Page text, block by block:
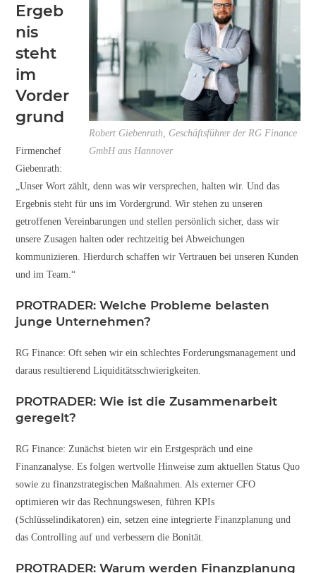
Robert Giebenrath, Geschäftsführer der RG Finance
GmbH aus Hannover
Ergeb
nis
steht
im
Vorder
grund
Firmenchef
Giebenrath:
„Unser Wort zählt, denn was wir versprechen, halten wir. Und das
Ergebnis steht für uns im Vordergrund. Wir stehen zu unseren
getroffenen Vereinbarungen und stellen persönlich sicher, dass wir
unsere Zusagen halten oder rechtzeitig bei Abweichungen
kommunizieren. Hierdurch schaffen wir Vertrauen bei unseren Kunden
und im Team.“
PROTRADER: Welche Probleme belasten
junge Unternehmen?
RG Finance: Oft sehen wir ein schlechtes Forderungsmanagement und
daraus resultierend Liquiditätsschwierigkeiten.
PROTRADER: Wie ist die Zusammenarbeit
geregelt?
RG Finance: Zunächst bieten wir ein Erstgespräch und eine
Finanzanalyse. Es folgen wertvolle Hinweise zum aktuellen Status Quo
sowie zu finanzstrategischen Maßnahmen. Als externer CFO
optimieren wir das Rechnungswesen, führen KPIs
(Schlüsselindikatoren) ein, setzen eine integrierte Finanzplanung und
das Controlling auf und verbessern die Bonität.
PROTRADER: Warum werden Finanzplanung